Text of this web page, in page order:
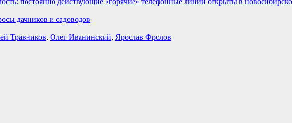
постоянно действующие «горячие» телефонные линии открыты в
дачников и садоводов
Травников, Олег Иванинский, Ярослав Фролов